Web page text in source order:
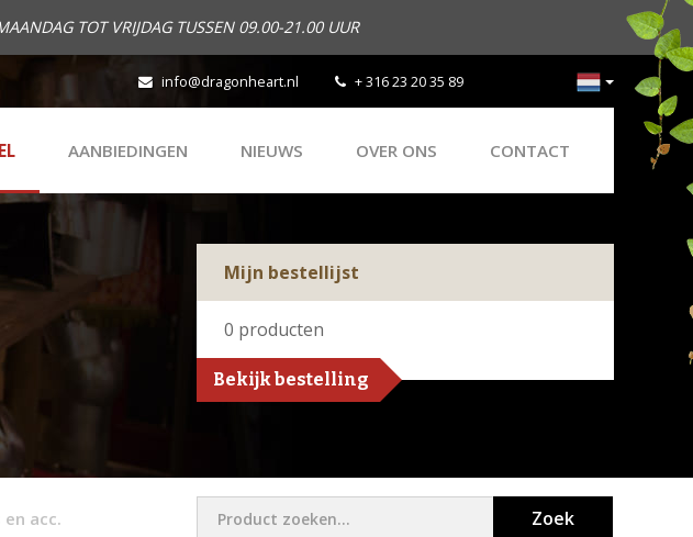
TOT VRIJDAG TUSSEN 09.00-21.00 UUR
info@dragonheart.nl + 316 23 20 35 89
AANBIEDINGEN NIEUWS OVER ONS CONTACT
Mijn bestellijst
0 producten
Bekijk bestelling
acc. Zoek